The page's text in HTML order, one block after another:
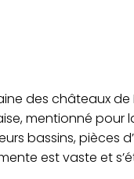
des châteaux
mentionné pour
bassins,
est vaste et